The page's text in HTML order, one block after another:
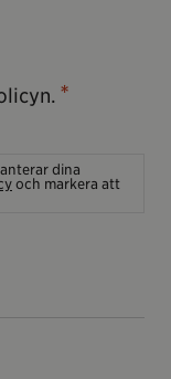
*
dina
och markera att